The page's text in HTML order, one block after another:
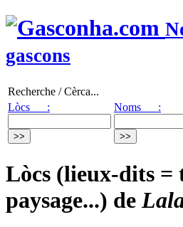
gascons
Recherche / Cèrca...
Lòcs :
Noms :
Lòcs (lieux-dits =
paysage...) de